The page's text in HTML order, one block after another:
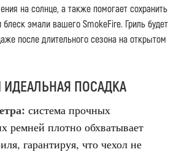
на солнце, а также помогает сохранить
эмали вашего SmokeFire. Гриль будет
после длительного сезона на открытом
ПОСАДКА
система прочных
ремней плотно обхватывает
гарантируя, что чехол не